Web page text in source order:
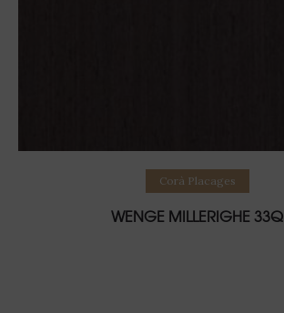
Lire la suite
Corà Placages
WENGE MILLERIGHE 33Q